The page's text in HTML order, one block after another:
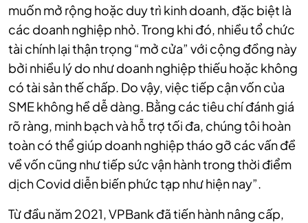
muốn mở rộng hoặc duy trì kinh doanh, đặc biệt là
các doanh nghiệp nhỏ. Trong khi đó, nhiều tổ chức
tài chính lại thận trọng “mở cửa” với cộng đồng này
bởi nhiều lý do như doanh nghiệp thiếu hoặc không
có tài sản thế chấp. Do vậy, việc tiếp cận vốn của
SME không hề dễ dàng. Bằng các tiêu chí đánh giá
rõ ràng, minh bạch và hỗ trợ tối đa, chúng tôi hoàn
toàn có thể giúp doanh nghiệp tháo gỡ các vấn đề
về vốn cũng như tiếp sức vận hành trong thời điểm
dịch Covid diễn biến phức tạp như hiện nay”.
Từ đầu năm 2021, VPBank đã tiến hành nâng cấp,